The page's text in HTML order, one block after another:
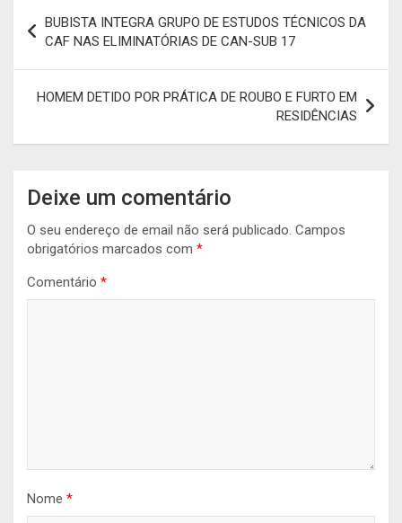
de
artigos
BUBISTA INTEGRA GRUPO DE ESTUDOS TÉCNICOS DA
CAF NAS ELIMINATÓRIAS DE CAN-SUB 17
HOMEM DETIDO POR PRÁTICA DE ROUBO E FURTO EM
RESIDÊNCIAS
Deixe um comentário
O seu endereço de email não será publicado. Campos
obrigatórios marcados com *
Comentário *
Nome *